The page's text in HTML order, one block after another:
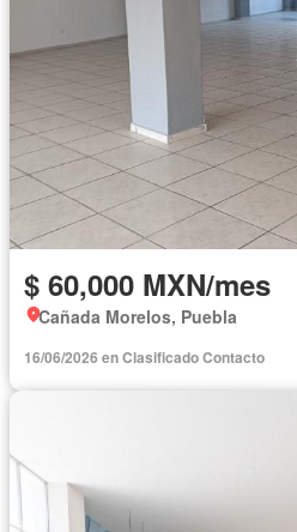
$ 60,000 MXN/mes
Cañada Morelos, Puebla
16/06/2026 en Clasificado Contacto